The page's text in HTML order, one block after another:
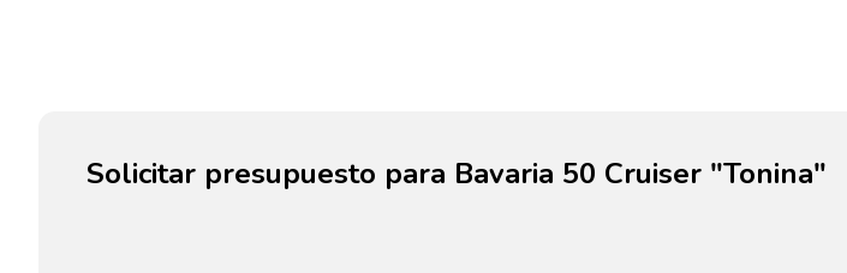
Solicitar presupuesto para Bavaria 50 Cruiser "Tonina"